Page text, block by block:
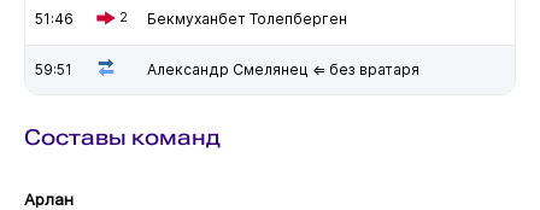
51:46 2 Бекмуханбет Толепберген
59:51 Александр Смелянец ⇐ без вратаря
Составы команд
Арлан